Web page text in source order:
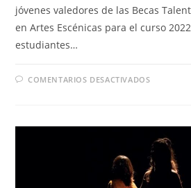
jóvenes valedores de las Becas
en Artes Escénicas para el curso
estudiantes…
COMENTARIOS DESACTIVADOS